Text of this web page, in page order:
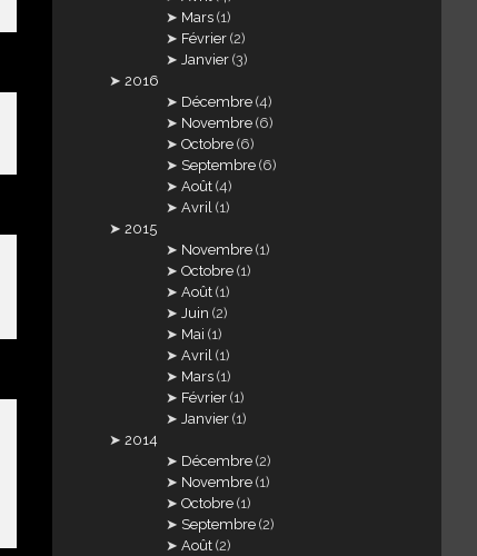
Mars (1)
Février (2)
Janvier (3)
2016
Décembre (4)
Novembre (6)
Octobre (6)
Septembre (6)
Août (4)
Avril (1)
2015
Novembre (1)
Octobre (1)
Août (1)
Juin (2)
Mai (1)
Avril (1)
Mars (1)
Février (1)
Janvier (1)
2014
Décembre (2)
Novembre (1)
Octobre (1)
Septembre (2)
Août (2)